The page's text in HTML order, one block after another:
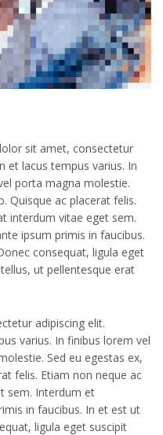
sit amet, consectetur
et lacus tempus varius. In
porta magna molestie.
Quisque ac placerat felis.
interdum vitae eget sem.
ipsum primis in faucibus.
consequat, ligula eget
ut pellentesque erat
adipiscing elit.
varius. In finibus lorem vel
Sed eu egestas ex,
felis. Etiam non neque ac
sem. Interdum et
in faucibus. In et est ut
ligula eget suscipit